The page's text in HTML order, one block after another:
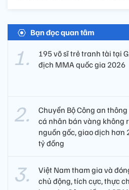
Bạn đọc quan tâm
195 võ sĩ trẻ tranh tài tại
địch MMA quốc gia 2026
Chuyển Bộ Công an
cá nhân bán vàng không
nguồn gốc, giao dịch hơn
tỷ đồng
Việt Nam tham gia và
chủ động, tích cực, thực